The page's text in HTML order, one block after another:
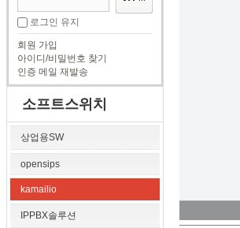
로그인 유지
회원 가입
아이디/비밀번호 찾기
인증 메일 재발송
소프트스위치
상업용SW
opensips
kamailio
IPPBX솔루션